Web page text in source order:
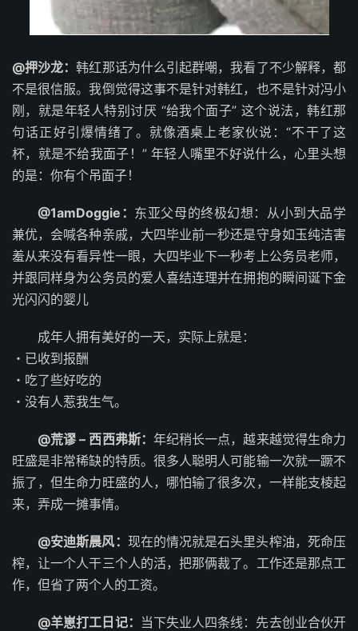
@押沙龙：韩红那话为什么引起群嘲，我看了不少解释，都
不是很信服。我倒觉得这事不是针对韩红，也不是针对冯小
刚，就是年轻人特别讨厌 “给我个面子” 这个说法，韩红那
句话正好引爆情绪了。就像酒桌上老家伙说：“不干了这
杯，就是不给我面子！” 年轻人嘴里不好说什么，心里头想
的是：你有个吊面子！ ​​​
@1amDoggie： 东亚父母的终极幻想：从小到大品学
兼优，会喊各种亲戚，大四毕业前一秒还是守身如玉纯洁害
羞从来没有看异性一眼，大四毕业下一秒考上公务员老师，
并跟同样身为公务员的爱人喜结连理并在拥抱的瞬间诞下金
光闪闪的婴儿 ​​​
成年人拥有美好的一天，实际上就是：
・已收到报酬
・吃了些好吃的
・没有人惹我生气。
@荒谬 – 西西弗斯： 年纪稍长一点，越来越觉得生命力
旺盛是非常稀缺的特质。很多人聪明人可能输一次就一蹶不
振了，但生命力旺盛的人，哪怕输了很多次，一样能支棱起
来，弄成一摊事情。 ​​​
@安迪斯晨风： 现在的情况就是石头里头榨油，死命压
榨，让一个人干三个人的活，把那俩裁了。工作还是那点工
作，但省了两个人的工资。
@羊崽打工日记： 当下失业人四条线：先去创业合伙开